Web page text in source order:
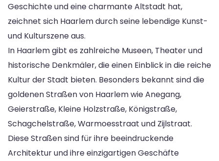
Geschichte und eine charmante Altstadt hat,
zeichnet sich Haarlem durch seine lebendige Kunst-
und Kulturszene aus.
In Haarlem gibt es zahlreiche Museen, Theater und
historische Denkmäler, die einen Einblick in die reiche
Kultur der Stadt bieten. Besonders bekannt sind die
goldenen Straßen von Haarlem wie Anegang,
Geierstraße, Kleine Holzstraße, Königstraße,
Schagchelstraße, Warmoesstraat und Zijlstraat.
Diese Straßen sind für ihre beeindruckende
Architektur und ihre einzigartigen Geschäfte